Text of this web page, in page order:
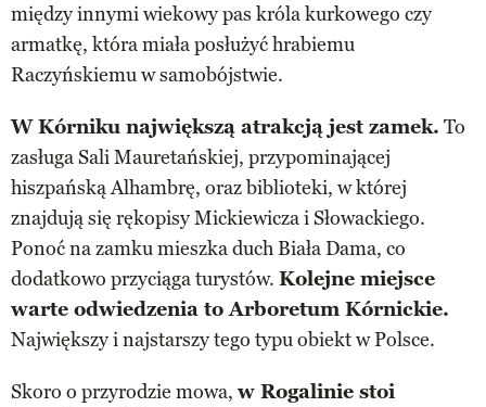
między innymi wiekowy pas króla kurkowego czy
armatkę, która miała posłużyć hrabiemu
Raczyńskiemu w samobójstwie.
W Kórniku największą atrakcją jest zamek. To
zasługa Sali Mauretańskiej, przypominającej
hiszpańską Alhambrę, oraz biblioteki, w której
znajdują się rękopisy Mickiewicza i Słowackiego.
Ponoć na zamku mieszka duch Biała Dama, co
dodatkowo przyciąga turystów. Kolejne miejsce
warte odwiedzenia to Arboretum Kórnickie.
Największy i najstarszy tego typu obiekt w Polsce.
Skoro o przyrodzie mowa, w Rogalinie stoi